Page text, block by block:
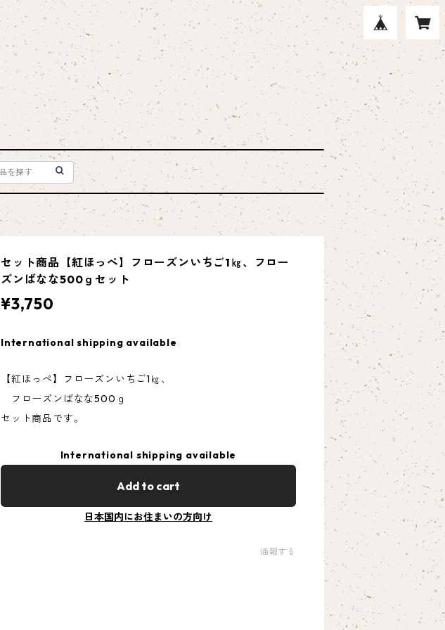
セット商品【紅ほっぺ】フローズンいちご1㎏、フロー
ズンばなな500ｇセット
¥3,750
International shipping available
【紅ほっぺ】フローズンいちご1㎏、
フローズンばなな500ｇ
セット商品です。
International shipping available
Add to cart
日本国内にお住まいの方向け
通報する